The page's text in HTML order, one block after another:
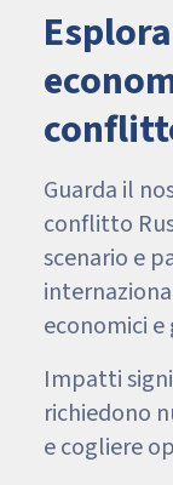
Guarda il
conflitto
scenario e
economici
Impatti
richiedono
e cogliere